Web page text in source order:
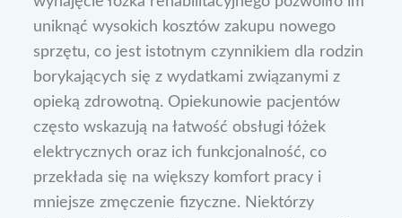
uniknąć wysokich kosztów zakupu nowego
sprzętu, co jest istotnym czynnikiem dla rodzin
borykających się z wydatkami związanymi z
opieką zdrowotną. Opiekunowie pacjentów
często wskazują na łatwość obsługi łóżek
elektrycznych oraz ich funkcjonalność, co
przekłada się na większy komfort pracy i
mniejsze zmęczenie fizyczne. Niektórzy